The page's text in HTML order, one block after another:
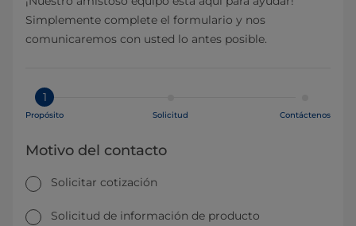
Simplemente complete el formulario y nos
comunicaremos con usted lo antes posible.
1
Propósito Solicitud Contáctenos
Motivo del contacto
Solicitar cotización
Solicitud de información de producto